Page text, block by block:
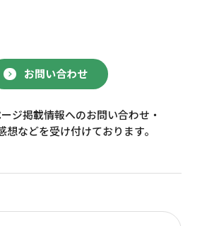
お問い合わせ
ジ掲載情報へのお問い合わせ・
想などを受け付けております。